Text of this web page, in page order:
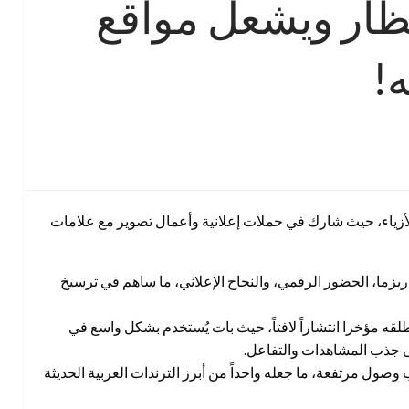
ويشعل مواقع
حيث شارك في حملات إعلانية وأعمال تصوير مع علامات
الحضور الرقمي، والنجاح الإعلاني، ما ساهم في ترسيخ
مؤخرا انتشاراً لافتاً، حيث بات يُستخدم بشكل واسع في
جذب المشاهدات والتفاعل.
مرتفعة، ما جعله واحداً من أبرز الترندات العربية الحديثة